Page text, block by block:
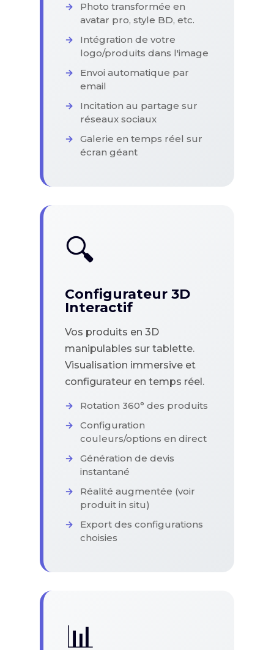
Photo transformée en
avatar pro, style BD, etc.
Intégration de votre
logo/produits dans l'image
Envoi automatique par
email
Incitation au partage sur
réseaux sociaux
Galerie en temps réel sur
écran géant
🔍
Configurateur 3D
Interactif
Vos produits en 3D
manipulables sur tablette.
Visualisation immersive et
configurateur en temps réel.
Rotation 360° des produits
Configuration
couleurs/options en direct
Génération de devis
instantané
Réalité augmentée (voir
produit in situ)
Export des configurations
choisies
📊